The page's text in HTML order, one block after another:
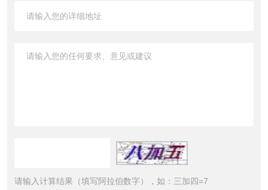
请输入计算结果（填写阿拉伯数字），如：三加四=7